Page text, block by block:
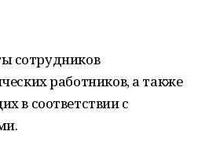
сотрудников
работников, а также
в соответствии с